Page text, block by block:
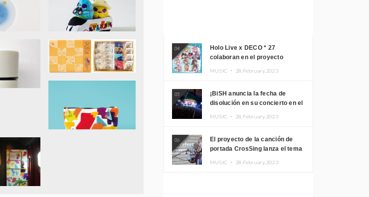
04
Holo Live x DECO * 27
colaboran en el proyecto
MUSIC ・ 28.February.2023
05
¡BiSH anuncia la fecha de
disolución en su concierto en el
MUSIC ・ 28.February.2023
06
El proyecto de la canción de
portada CrosSing lanza el tema
MUSIC ・ 28.February.2023